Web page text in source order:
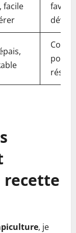
facile
pour
recette
, je